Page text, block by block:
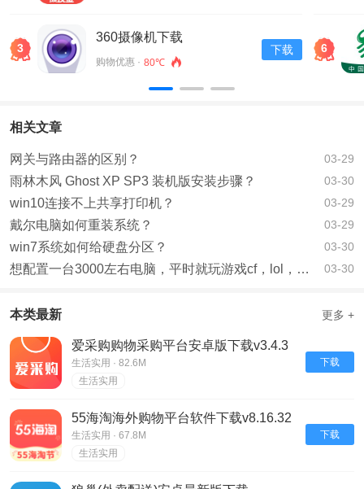
3
360摄像机下载
购物优惠 · 80℃
下载 6
相关文章
网关与路由器的区别？ 03-29
雨林木风 Ghost XP SP3 装机版安装步骤？ 03-30
win10连接不上共享打印机？ 03-29
戴尔电脑如何重装系统？ 03-29
win7系统如何给硬盘分区？ 03-30
想配置一台3000左右电脑，平时就玩游戏cf，lol，看电影,求大神指点。？ 03-30
本类最新 更多 +
爱采购购物采购平台安卓版下载v3.4.3
生活实用 · 82.6M
生活实用
下载
55海淘海外购物平台软件下载v8.16.32
生活实用 · 67.8M
生活实用
下载